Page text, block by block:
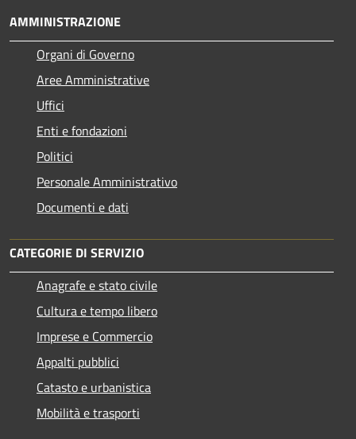
AMMINISTRAZIONE
Organi di Governo
Aree Amministrative
Uffici
Enti e fondazioni
Politici
Personale Amministrativo
Documenti e dati
CATEGORIE DI SERVIZIO
Anagrafe e stato civile
Cultura e tempo libero
Imprese e Commercio
Appalti pubblici
Catasto e urbanistica
Mobilità e trasporti